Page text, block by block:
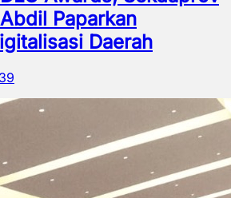
Paparkan
Daerah